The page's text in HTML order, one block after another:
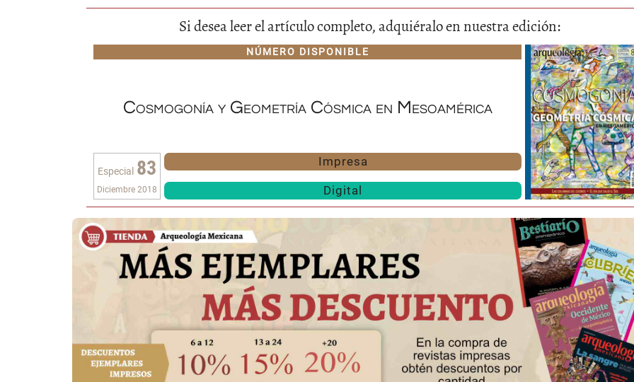
Si desea leer el artículo completo, adquiéralo en nuestra edición:
NÚMERO DISPONIBLE
Cosmogonía y Geometría Cósmica en Mesoamérica
Especial 83
Diciembre 2018
Impresa
Digital